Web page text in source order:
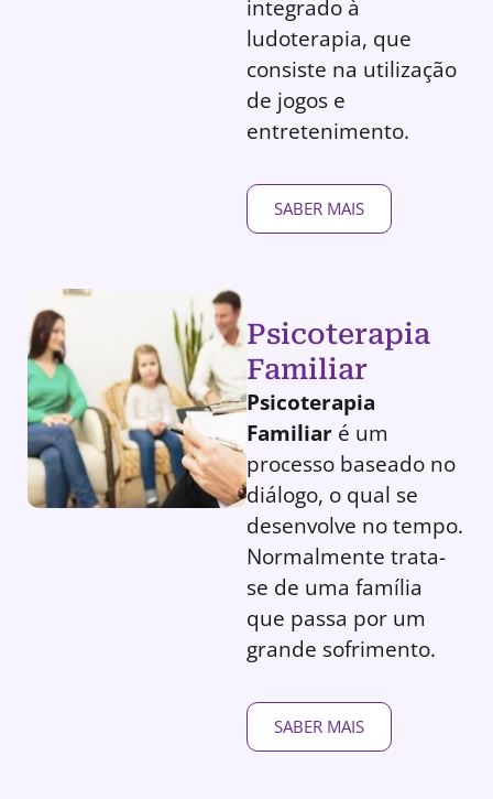
integrado à
ludoterapia, que
consiste na utilização
de jogos e
entretenimento.
SABER MAIS
Psicoterapia
Familiar
Psicoterapia
Familiar é um
processo baseado no
diálogo, o qual se
desenvolve no tempo.
Normalmente trata-
se de uma família
que passa por um
grande sofrimento.
SABER MAIS